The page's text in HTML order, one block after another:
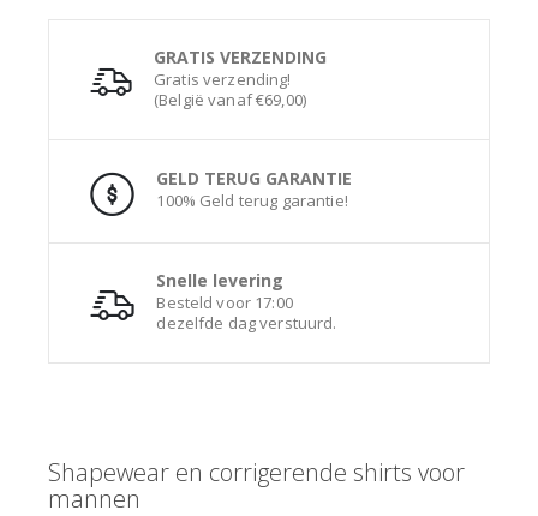
GRATIS VERZENDING
Gratis verzending!
(België vanaf €69,00)
GELD TERUG GARANTIE
100% Geld terug garantie!
Snelle levering
Besteld voor 17:00
dezelfde dag verstuurd.
Shapewear en corrigerende shirts voor
mannen